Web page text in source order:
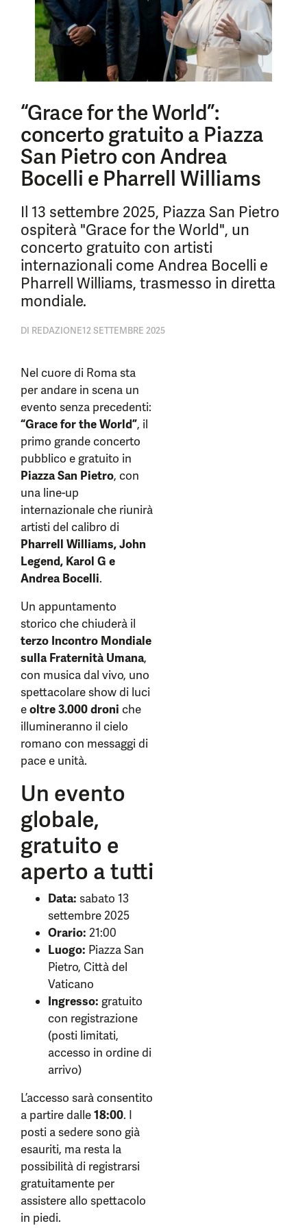
“Grace for the World”:
concerto gratuito a Piazza
San Pietro con Andrea
Bocelli e Pharrell Williams
Il 13 settembre 2025, Piazza San Pietro
ospiterà "Grace for the World", un
concerto gratuito con artisti
internazionali come Andrea Bocelli e
Pharrell Williams, trasmesso in diretta
mondiale.
DI REDAZIONE12 SETTEMBRE 2025
Nel cuore di Roma sta
per andare in scena un
evento senza precedenti:
“Grace for the World”, il
primo grande concerto
pubblico e gratuito in
Piazza San Pietro, con
una line-up
internazionale che riunirà
artisti del calibro di
Pharrell Williams, John
Legend, Karol G e
Andrea Bocelli.
Un appuntamento
storico che chiuderà il
terzo Incontro Mondiale
sulla Fraternità Umana,
con musica dal vivo, uno
spettacolare show di luci
eoltre 3.000 droni che
illumineranno il cielo
romano con messaggi di
pace e unità.
Un evento
globale,
gratuito e
aperto a tutti
Data: sabato 13
settembre 2025
Orario: 21:00
Luogo: Piazza San
Pietro, Città del
Vaticano
Ingresso: gratuito
con registrazione
(posti limitati,
accesso in ordine di
arrivo)
L’accesso sarà consentito
a partire dalle18:00. I
posti a sedere sono già
esauriti, ma resta la
possibilità di registrarsi
gratuitamente per
assistere allo spettacolo
in piedi.